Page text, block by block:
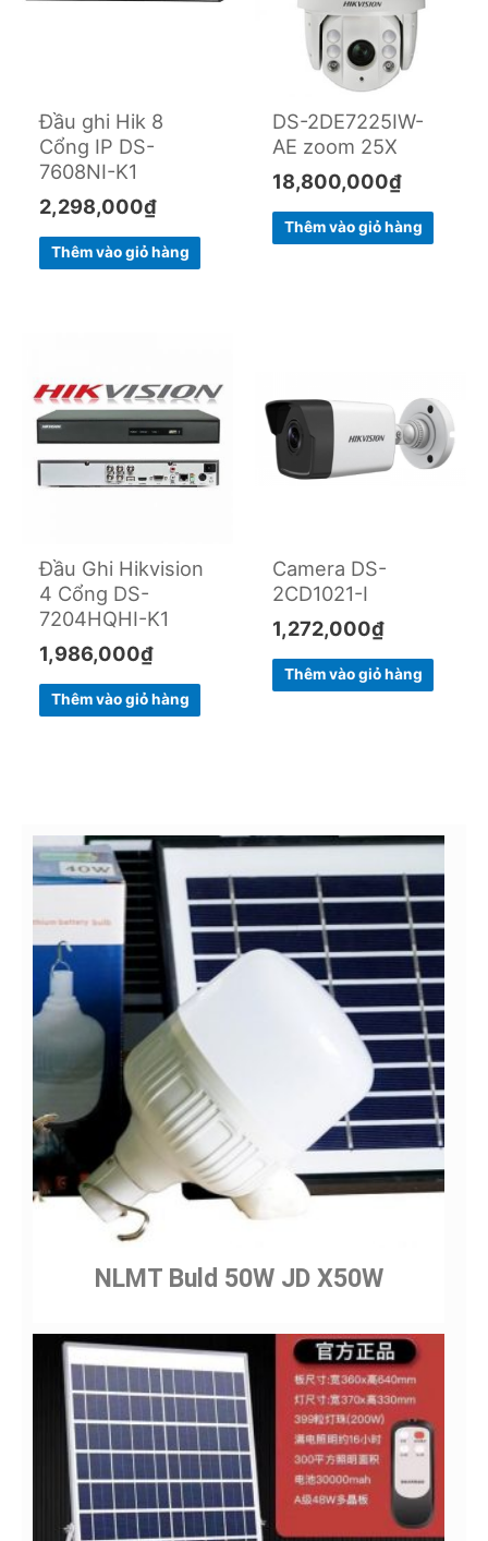
Đầu ghi Hik 8
Cổng IP DS-
7608NI-K1
2,298,000₫
Thêm vào giỏ hàng
DS-2DE7225IW-
AE zoom 25X
18,800,000₫
Thêm vào giỏ hàng
Đầu Ghi Hikvision
4 Cổng DS-
7204HQHI-K1
1,986,000₫
Thêm vào giỏ hàng
Camera DS-
2CD1021-I
1,272,000₫
Thêm vào giỏ hàng
NLMT Buld 50W JD X50W